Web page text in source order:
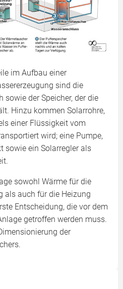
im Aufbau einer
sind die
sowie der Speicher, der die
Hinzu kommen Solarrohre,
einer Flüssigkeit vom
wird; eine Pumpe,
sowie ein Solarregler als
sowohl Wärme für die
als auch für die Heizung
Entscheidung, die vor dem
getroffen werden muss.
der